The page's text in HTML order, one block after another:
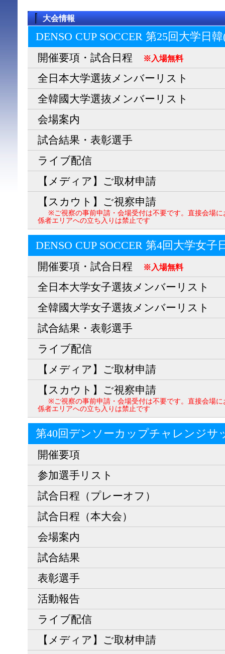
大会情報
DENSO CUP SOCCER 第25回大学日
開催要項・試合日程 ※入場無料
全日本大学選抜メンバーリスト
全韓國大学選抜メンバーリスト
会場案内
試合結果・表彰選手
ライブ配信
【メディア】ご取材申請
【スカウト】ご視察申請
※ご視察の事前申請・会場受付は不要です。直接会場
係者エリアへの立ち入りは禁止です
DENSO CUP SOCCER 第4回大学女子
開催要項・試合日程 ※入場無料
全日本大学女子選抜メンバーリスト
全韓國大学女子選抜メンバーリスト
試合結果・表彰選手
ライブ配信
【メディア】ご取材申請
【スカウト】ご視察申請
※ご視察の事前申請・会場受付は不要です。直接会場
係者エリアへの立ち入りは禁止です
第40回デンソーカップチャレンジサ
開催要項
参加選手リスト
試合日程（プレーオフ）
試合日程（本大会）
会場案内
試合結果
表彰選手
活動報告
ライブ配信
【メディア】ご取材申請